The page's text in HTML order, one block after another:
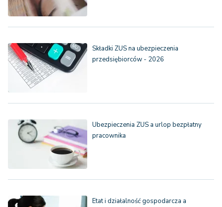
Składki ZUS na ubezpieczenia
przedsiębiorców - 2026
Ubezpieczenia ZUS a urlop bezpłatny
pracownika
Etat i działalność gospodarcza a